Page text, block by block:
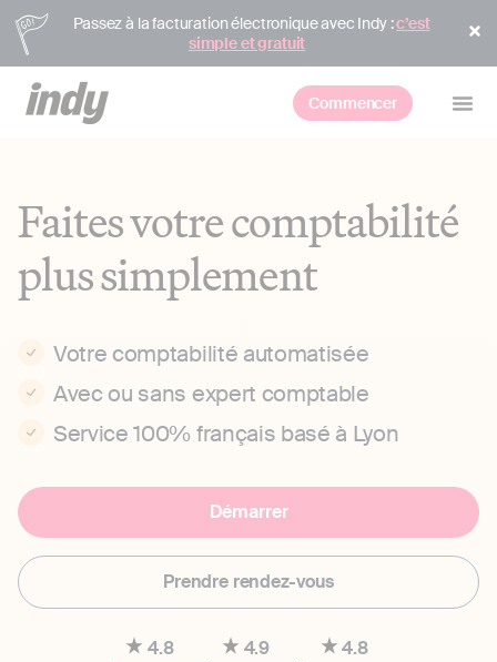
Passez à la facturation électronique avec Indy :c’est
simple et gratuit
Commencer
Faites votre comptabilité
plus simplement
Votre comptabilité automatisée
Avec ou sans expert comptable
Service 100% français basé à Lyon
Démarrer
Prendre rendez-vous
4.8 4.9 4.8